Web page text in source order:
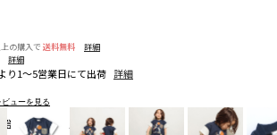
の購入で 送料無料
詳細
詳細
り1～5営業日にて出荷 詳細
ビューを見る
登録者数 115